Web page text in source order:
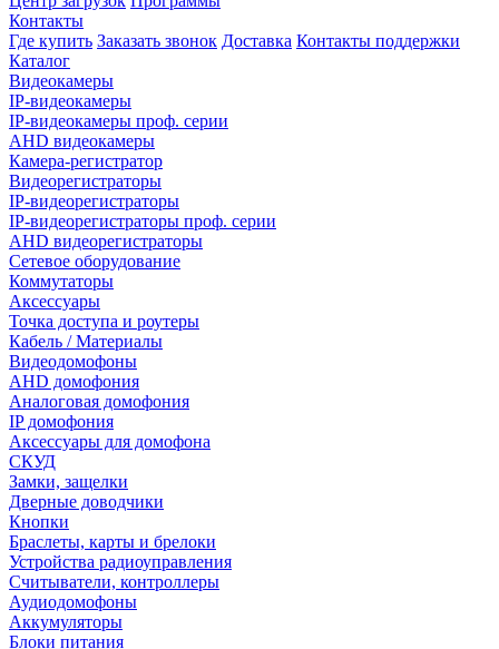
Контакты
Где купить Заказать звонок Доставка Контакты поддержки
Каталог
Видеокамеры
IP-видеокамеры
IP-видеокамеры проф. серии
AHD видеокамеры
Камера-регистратор
Видеорегистраторы
IP-видеорегистраторы
IP-видеорегистраторы проф. серии
AHD видеорегистраторы
Сетевое оборудование
Коммутаторы
Аксессуары
Точка доступа и роутеры
Кабель / Материалы
Видеодомофоны
AHD домофония
Аналоговая домофония
IP домофония
Аксессуары для домофона
СКУД
Замки, защелки
Дверные доводчики
Кнопки
Браслеты, карты и брелоки
Устройства радиоуправления
Считыватели, контроллеры
Аудиодомофоны
Аккумуляторы
Блоки питания